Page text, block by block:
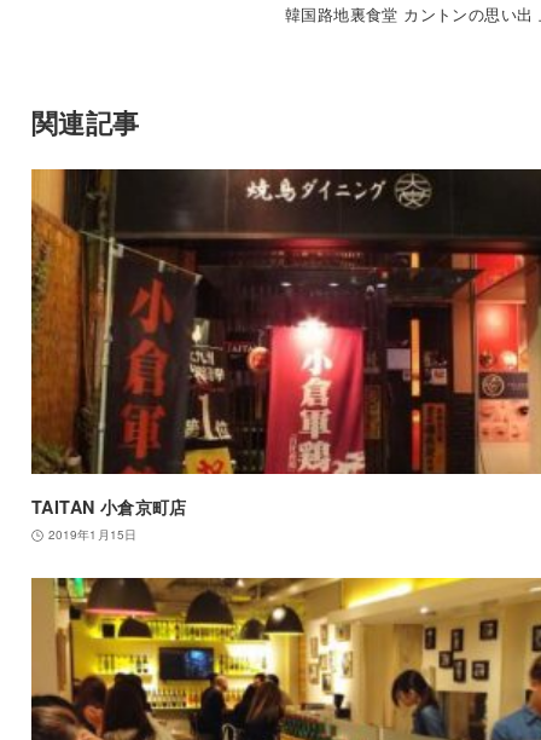
韓国路地裏食堂 カントンの思い出
関連記事
TAITAN 小倉京町店
2019年1月15日